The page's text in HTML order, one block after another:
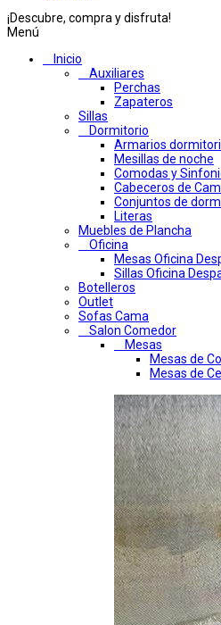
¡Descubre, compra y disfruta!
Menú
Inicio
Auxiliares
Perchas
Zapateros
Sillas
Dormitorio
Armarios
Mesillas de noche
Comodas y
Cabeceros de
Conjuntos de
Literas
Muebles de Plancha
Oficina
Mesas Oficina
Sillas Oficina
Botelleros
Outlet
Sofas Cama
Salon Comedor
Mesas
Mesas de
Mesas de